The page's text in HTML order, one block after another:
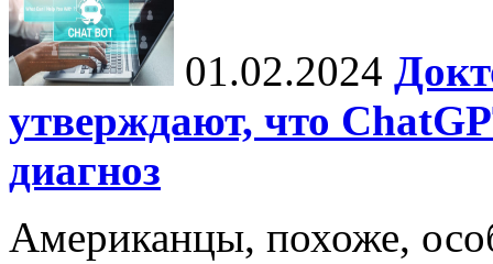
01.02.2024
утверждают, что
диагноз
Американцы, похоже,